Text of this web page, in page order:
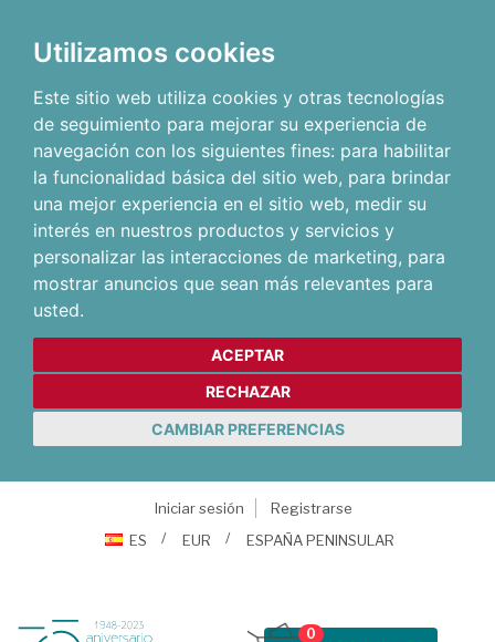
Utilizamos cookies
Este sitio web utiliza cookies y otras tecnologías
de seguimiento para mejorar su experiencia de
navegación con los siguientes fines: para habilitar
la funcionalidad básica del sitio web, para brindar
una mejor experiencia en el sitio web, medir su
interés en nuestros productos y servicios y
personalizar las interacciones de marketing, para
mostrar anuncios que sean más relevantes para
usted.
ACEPTAR
RECHAZAR
CAMBIAR PREFERENCIAS
Iniciar sesión
Registrarse
ES
EUR ESPAÑA PENINSULAR
0